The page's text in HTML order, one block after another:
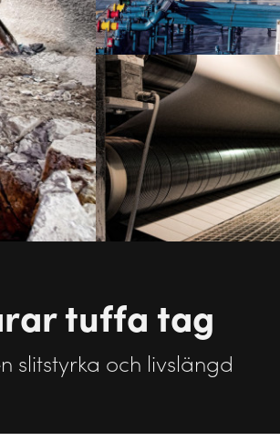
tuffa tag
slitstyrka och livslängd